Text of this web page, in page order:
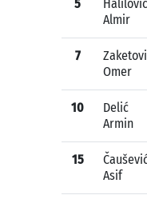
5
Halilović
Almir
7
Omer
10
Delić
Armin
15
Asif